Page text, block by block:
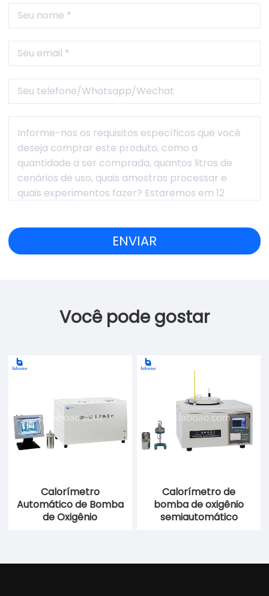
Você pode gostar
Calorímetro
Automático de Bomba
de Oxigênio
Calorímetro de
bomba de oxigênio
semiautomático